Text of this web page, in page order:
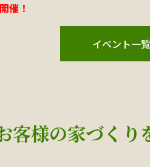
催！
イベント一
客様の家づくり